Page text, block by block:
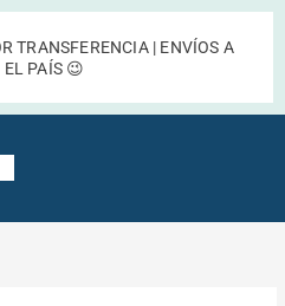
TRANSFERENCIA | ENVÍOS A
EL PAÍS 😉